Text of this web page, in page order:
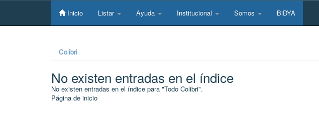
Skip
Inicio Listar Ayuda Institucional Somos BiDYA
Colibri
No existen entradas en el índice
No existen entradas en el índice para "Todo Colibri".
Página de inicio